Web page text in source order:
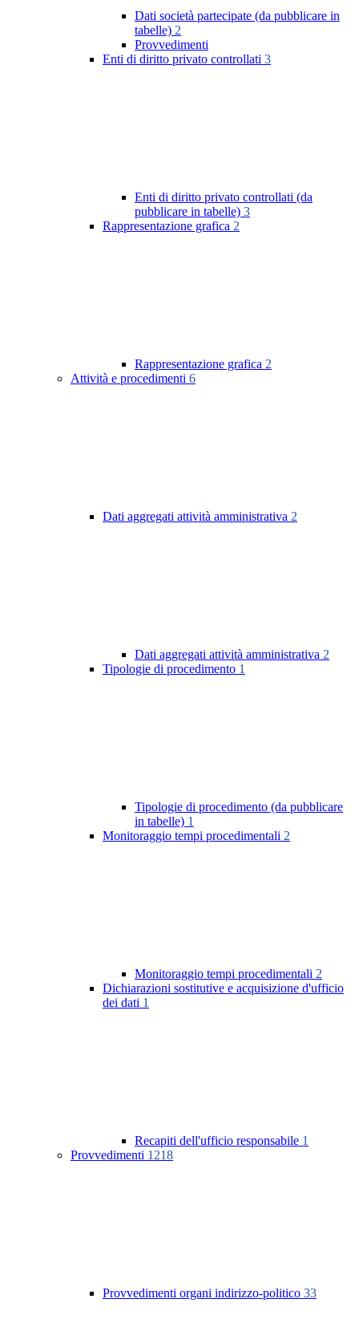
Dati società partecipate (da pubblicare in
tabelle) 2
Provvedimenti
Enti di diritto privato controllati 3
Enti di diritto privato controllati (da
pubblicare in tabelle) 3
Rappresentazione grafica 2
Rappresentazione grafica 2
Attività e procedimenti 6
Dati aggregati attività amministrativa 2
Dati aggregati attività amministrativa 2
Tipologie di procedimento 1
Tipologie di procedimento (da pubblicare
in tabelle) 1
Monitoraggio tempi procedimentali 2
Monitoraggio tempi procedimentali 2
Dichiarazioni sostitutive e acquisizione d'ufficio
dei dati 1
Recapiti dell'ufficio responsabile 1
Provvedimenti 1218
Provvedimenti organi indirizzo-politico 33